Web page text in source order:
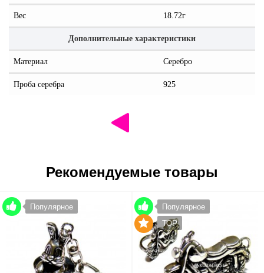
Вес 18.72г
Дополнительные характеристики
Материал Серебро
Проба серебра 925
Рекомендуемые товары
Популярное
Популярное
TOP